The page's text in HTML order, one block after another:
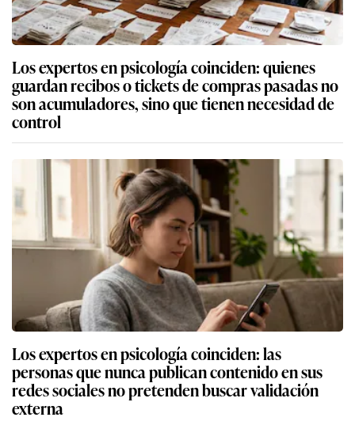
Los expertos en psicología coinciden: quienes
guardan recibos o tickets de compras pasadas no
son acumuladores, sino que tienen necesidad de
control
Los expertos en psicología coinciden: las
personas que nunca publican contenido en sus
redes sociales no pretenden buscar validación
externa